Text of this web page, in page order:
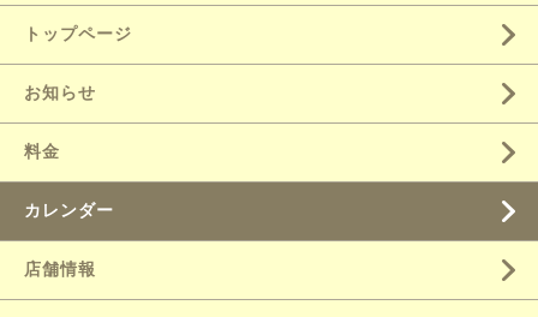
トップページ
お知らせ
料金
カレンダー
店舗情報